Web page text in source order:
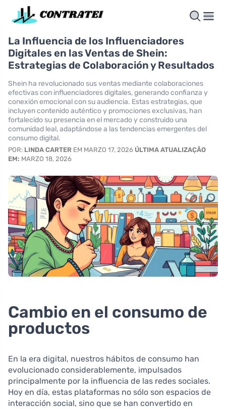
La Influencia de los Influenciadores
Digitales en las Ventas de Shein:
Estrategias de Colaboración y Resultados
Shein ha revolucionado sus ventas mediante colaboraciones
efectivas con influenciadores digitales, generando confianza y
conexión emocional con su audiencia. Estas estrategias, que
incluyen contenido auténtico y promociones exclusivas, han
fortalecido su presencia en el mercado y construido una
comunidad leal, adaptándose a las tendencias emergentes del
consumo digital.
POR: LINDA CARTER EM MARZO 17, 2026 ÚLTIMA ATUALIZAÇÃO
EM: MARZO 18, 2026
Cambio en el consumo de
productos
En la era digital, nuestros hábitos de consumo han
evolucionado considerablemente, impulsados
principalmente por la influencia de las redes sociales.
Hoy en día, estas plataformas no sólo son espacios de
interacción social, sino que se han convertido en